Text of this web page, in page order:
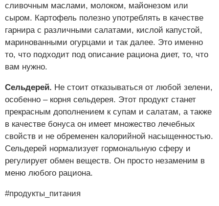
сливочным маслами, молоком, майонезом или
сыром. Картофель полезно употреблять в качестве
гарнира с различными салатами, кислой капустой,
маринованными огурцами и так далее. Это именно
то, что подходит под описание рациона диет, то, что
вам нужно.
Сельдерей. Не стоит отказываться от любой зелени,
особенно – корня сельдерея. Этот продукт станет
прекрасным дополнением к супам и салатам, а также
в качестве бонуса он имеет множество лечебных
свойств и не обременен калорийной насыщенностью.
Сельдерей нормализует гормональную сферу и
регулирует обмен веществ. Он просто незаменим в
меню любого рациона.
#продукты_питания